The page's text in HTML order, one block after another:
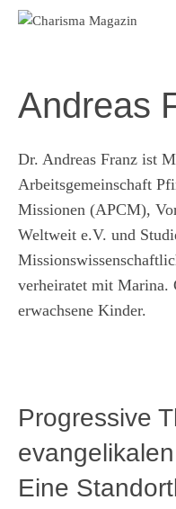
Zum
Andreas
Dr. Andreas Franz ist
Arbeitsgemeinschaft
Missionen (APCM),
Weltweit e.V. und
verheiratet mit Marina.
erwachsene Kinder.
Progressive
Eine